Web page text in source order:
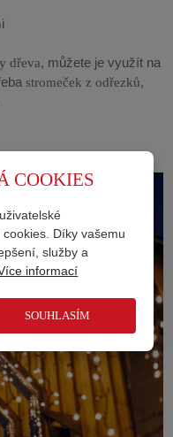
dřeva, můžete je využít na
stromeček z odřezků,
COOKIES
Díky vašemu
služby a
informací
SOUHLASÍM